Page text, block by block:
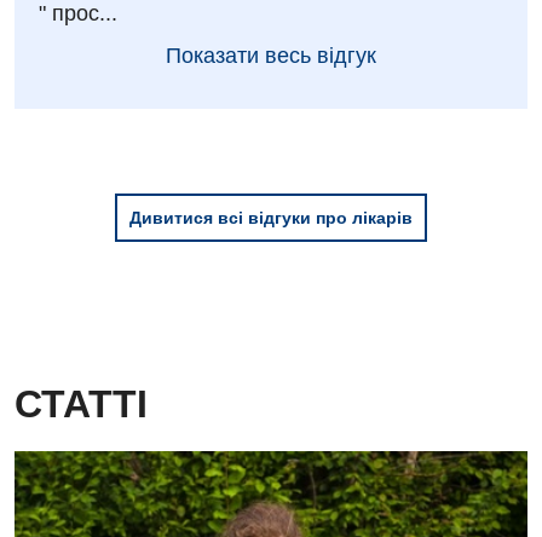
" прос...
Показати весь відгук
Дивитися всі відгуки про лікарів
СТАТТІ